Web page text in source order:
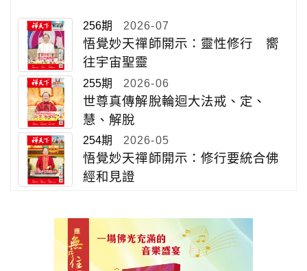
256期 2026-07
悟覺妙天禪師開示：靈性修行 嚮
往宇宙聖靈
255期 2026-06
世尊真傳解脫輪迴大法戒、定、
慧、解脫
254期 2026-05
悟覺妙天禪師開示：修行要統合佛
經和見證